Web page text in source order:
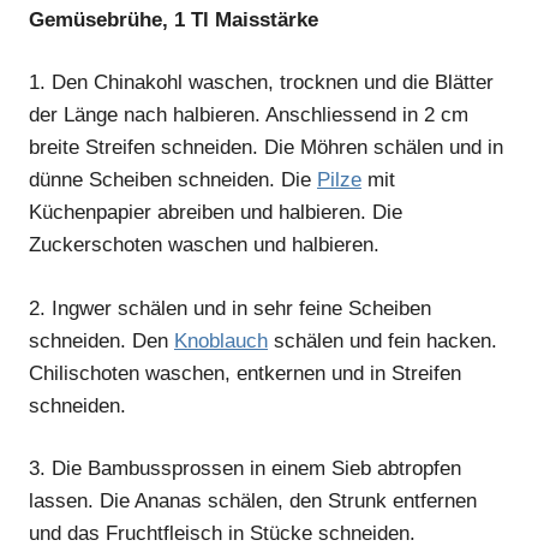
Gemüsebrühe, 1 Tl Maisstärke
1. Den Chinakohl waschen, trocknen und die Blätter
der Länge nach halbieren. Anschliessend in 2 cm
breite Streifen schneiden. Die Möhren schälen und in
dünne Scheiben schneiden. Die Pilze mit
Küchenpapier abreiben und halbieren. Die
Zuckerschoten waschen und halbieren.
2. Ingwer schälen und in sehr feine Scheiben
schneiden. Den Knoblauch schälen und fein hacken.
Chilischoten waschen, entkernen und in Streifen
schneiden.
3. Die Bambussprossen in einem Sieb abtropfen
lassen. Die Ananas schälen, den Strunk entfernen
und das Fruchtfleisch in Stücke schneiden.